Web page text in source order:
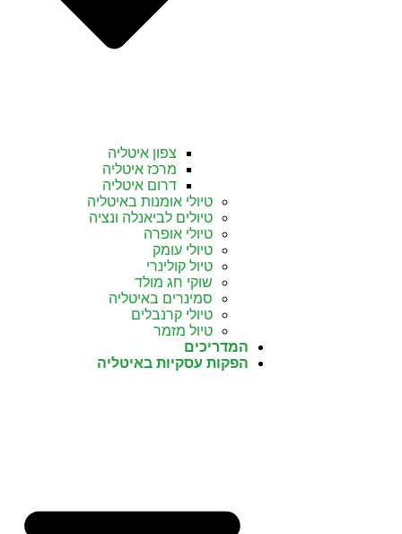
צפון איטליה
מרכז איטליה
דרום איטליה
טיולי אומנות באיטליה
טיולים לביאנלה ונציה
טיולי אופרה
טיולי עומק
טיול קולינרי
שוקי חג מולד
סמינרים באיטליה
טיולי קרנבלים
טיול מזמר
המדריכים
הפקות עסקיות באיטליה